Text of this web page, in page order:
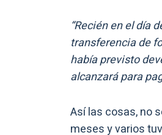
“Recién en el día
transferencia de
había previsto
alcanzará para
Así las cosas, no
meses y varios